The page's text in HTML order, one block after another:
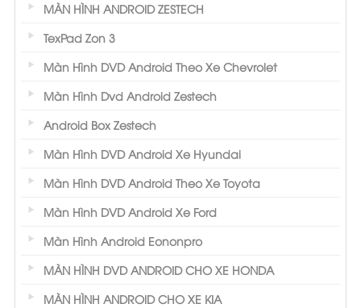
MÀN HÌNH ANDROID ZESTECH
TexPad Zon 3
Màn Hình DVD Android Theo Xe Chevrolet
Màn Hình Dvd Android Zestech
Android Box Zestech
Màn Hình DVD Android Xe Hyundai
Màn Hình DVD Android Theo Xe Toyota
Màn Hình DVD Android Xe Ford
Màn Hình Android Eononpro
MÀN HÌNH DVD ANDROID CHO XE HONDA
MÀN HÌNH ANDROID CHO XE KIA